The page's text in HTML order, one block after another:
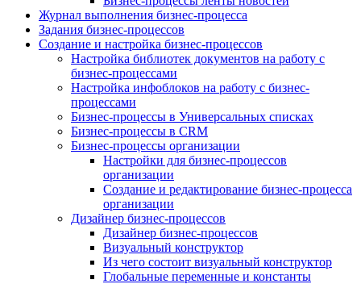
Журнал выполнения бизнес-процесса
Задания бизнес-процессов
Создание и настройка бизнес-процессов
Настройка библиотек документов на работу с
бизнес-процессами
Настройка инфоблоков на работу с бизнес-
процессами
Бизнес-процессы в Универсальных списках
Бизнес-процессы в CRM
Бизнес-процессы организации
Настройки для бизнес-процессов
организации
Создание и редактирование бизнес-процесса
организации
Дизайнер бизнес-процессов
Дизайнер бизнес-процессов
Визуальный конструктор
Из чего состоит визуальный конструктор
Глобальные переменные и константы